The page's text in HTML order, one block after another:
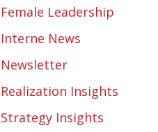
Female Leadership
Interne News
Newsletter
Realization Insights
Strategy Insights